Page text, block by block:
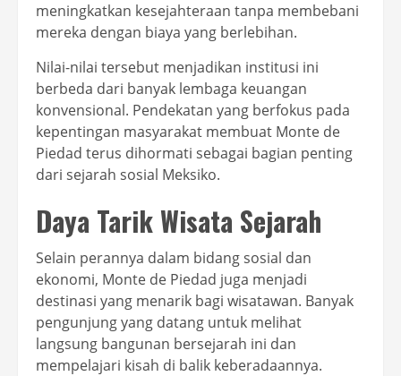
meningkatkan kesejahteraan tanpa membebani
mereka dengan biaya yang berlebihan.
Nilai-nilai tersebut menjadikan institusi ini
berbeda dari banyak lembaga keuangan
konvensional. Pendekatan yang berfokus pada
kepentingan masyarakat membuat Monte de
Piedad terus dihormati sebagai bagian penting
dari sejarah sosial Meksiko.
Daya Tarik Wisata Sejarah
Selain perannya dalam bidang sosial dan
ekonomi, Monte de Piedad juga menjadi
destinasi yang menarik bagi wisatawan. Banyak
pengunjung yang datang untuk melihat
langsung bangunan bersejarah ini dan
mempelajari kisah di balik keberadaannya.